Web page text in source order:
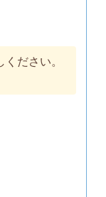
ださい。